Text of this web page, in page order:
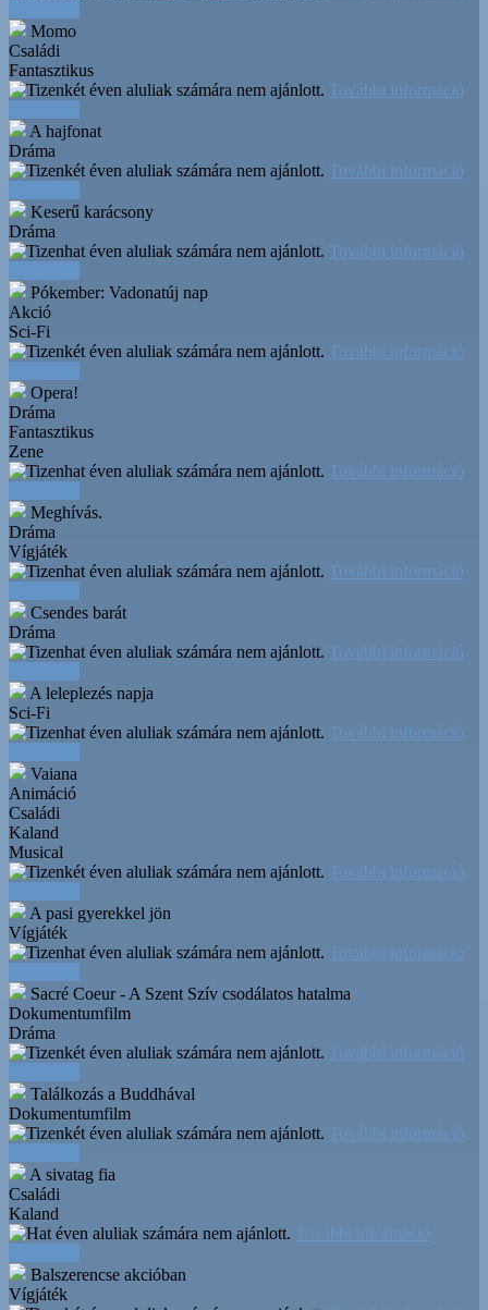
Momo
Családi
Fantasztikus
További információ
A hajfonat
Dráma
További információ
Keserű karácsony
Dráma
További információ
Pókember: Vadonatúj nap
Akció
Sci-Fi
További információ
Opera!
Dráma
Fantasztikus
Zene
További információ
Meghívás.
Dráma
Vígjáték
További információ
Csendes barát
Dráma
További információ
A leleplezés napja
Sci-Fi
További információ
Vaiana
Animáció
Családi
Kaland
Musical
További információ
A pasi gyerekkel jön
Vígjáték
További információ
Sacré Coeur - A Szent Szív csodálatos hatalma
Dokumentumfilm
Dráma
További információ
Találkozás a Buddhával
Dokumentumfilm
További információ
A sivatag fia
Családi
Kaland
További információ
Balszerencse akcióban
Vígjáték